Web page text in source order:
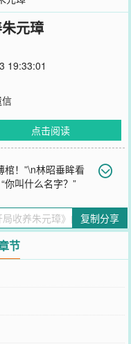
元璋
19:33:01
点击阅读
棺！”\n林昭垂眸看
你叫什么名字？”
都是怎么说我的？”\n朱重
是泼皮，是十里八乡最不务
怕我把你打出去？”\n“因为
佃户说话的人。也只有
！说得好！”\n“你爹娘的
我回林家。”\n朱重八猛
爷！老子是要收你当我亲
复制分享
节